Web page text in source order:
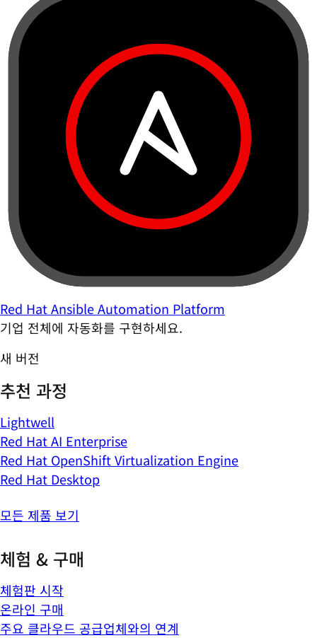
Red Hat Ansible Automation Platform
기업 전체에 자동화를 구현하세요.
새 버전
추천 과정
Lightwell
Red Hat AI Enterprise
Red Hat OpenShift Virtualization Engine
Red Hat Desktop
모든 제품 보기
체험 & 구매
체험판 시작
온라인 구매
주요 클라우드 공급업체와의 연계